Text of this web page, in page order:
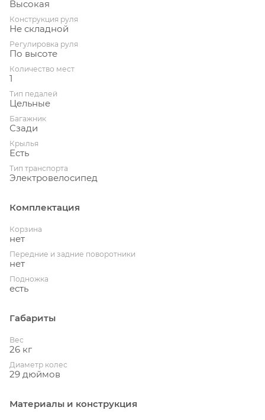
Высокая
Конструкция руля
Не складной
Регулировка руля
По высоте
Количество мест
1
Тип педалей
Цельные
Багажник
Сзади
Крылья
Есть
Тип транспорта
Электровелосипед
Комплектация
Корзина
нет
Передние и задние поворотники
нет
Подножка
есть
Габариты
Вес
26 кг
Диаметр колес
29 дюймов
Материалы и конструкция